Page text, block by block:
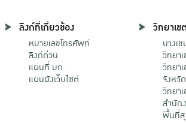
ลิงก์ที่เกี่ยวข้อง
หมายเลขโทรศัพท์
ลิงก์ด่วน
แผนที่ มก.
แผนผังเว็บไซต์
วิทยาเข
บางเ
วิทยา
วิทยา
จังหวั
วิทยา
สำนัก
พื้นที่